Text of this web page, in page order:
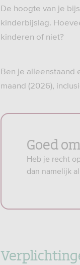
De hoogte van je
kinderbijslag.
kinderen of niet?
Ben je alleenstaand
maand (2026),
Goed
Heb je recht
dan namelijk